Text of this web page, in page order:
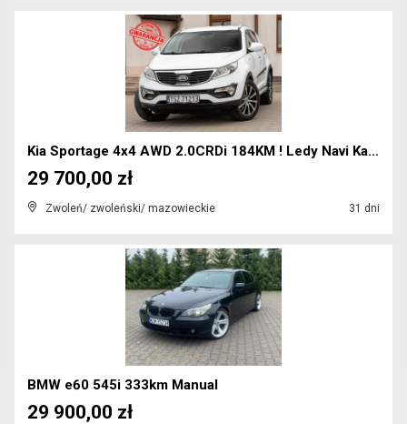
Kia Sportage 4x4 AWD 2.0CRDi 184KM ! Ledy Navi Kam...
Zwoleń/ zwoleński/ mazowieckie 31 dni
29 700,00 zł
BMW e60 545i 333km Manual
29 900,00 zł